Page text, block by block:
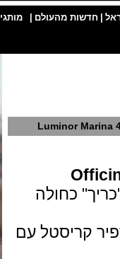
מהעולם | מותגי שעונים
Luminor
כחולה
15.6 מ"מ, ספיר קריסטל עם